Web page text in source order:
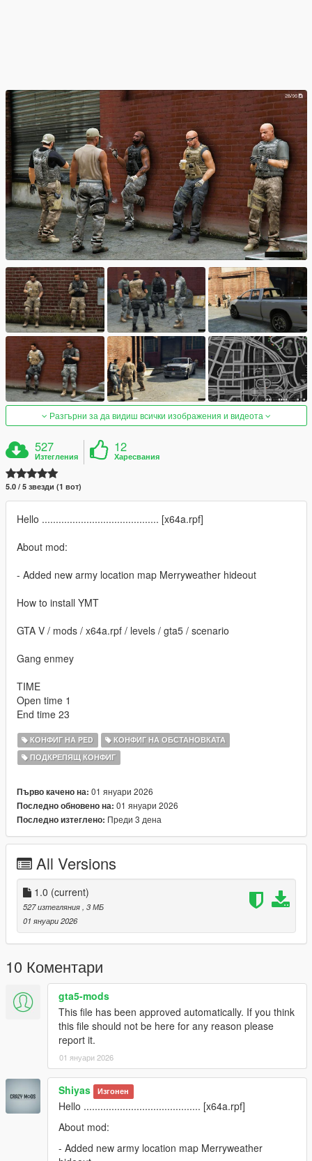
Разгърни за да видиш всички изображения и видеота
527
Изтегления
12
Харесвания
5.0 / 5 звезди (1 вот)
Hello .......................................... [x64a.rpf]
About mod:
- Added new army location map Merryweather hideout
How to install YMT
GTA V / mods / x64a.rpf / levels / gta5 / scenario
Gang enmey
TIME
Open time 1
End time 23
КОНФИГ НА PED
КОНФИГ НА ОБСТАНОВКАТА
ПОДКРЕПЯЩ КОНФИГ
Първо качено на: 01 януари 2026
Последно обновено на: 01 януари 2026
Последно изтеглено: Преди 3 дена
All Versions
1.0 (current)
527 изтегляния, 3 МБ
01 януари 2026
10 Коментари
gta5-mods
This file has been approved automatically. If you think
this file should not be here for any reason please
report it.
01 януари 2026
Shiyas Изгонен
Hello .......................................... [x64a.rpf]
About mod:
- Added new army location map Merryweather